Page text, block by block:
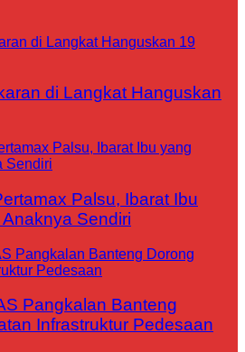
di Langkat Hanguskan
Palsu, Ibarat Ibu
Sendiri
Pangkalan Banteng
Infrastruktur Pedesaan